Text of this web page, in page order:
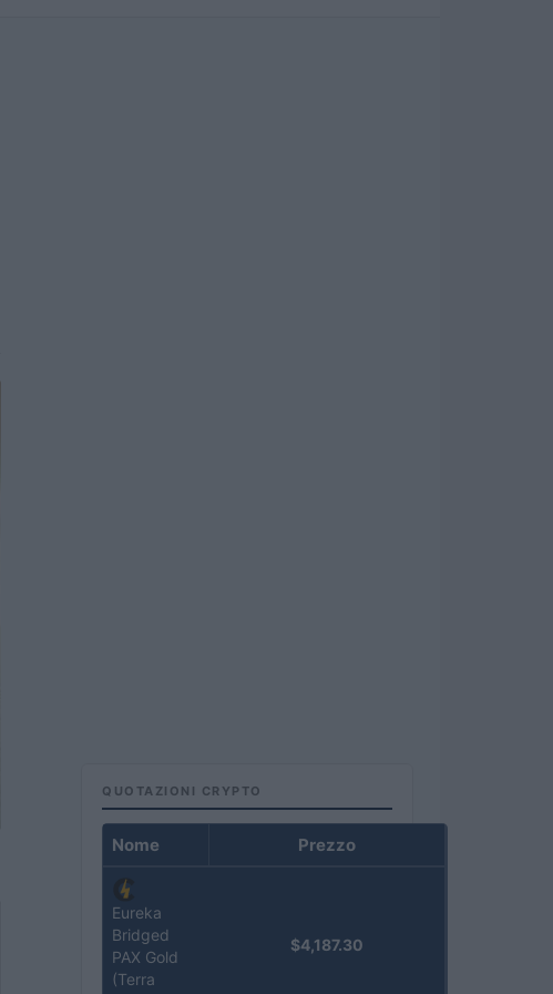
QUOTAZIONI CRYPTO
Nome Prezzo
Eureka
Bridged
PAX Gold
(Terra
$4,187.30